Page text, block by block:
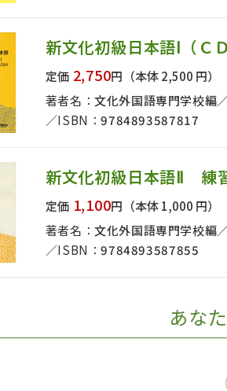
著者名で絞り込む
絞り込
新文化初級日本語Ⅰ（ＣＤ
定価 2,750円 （本体 2,500 円）
著者名：文化外国語専門学校編
ISBN：9784893587817
新文化初級日本語Ⅱ 練
定価 1,100円 （本体 1,000 円）
著者名：文化外国語専門学校編
ISBN：9784893587855
あな